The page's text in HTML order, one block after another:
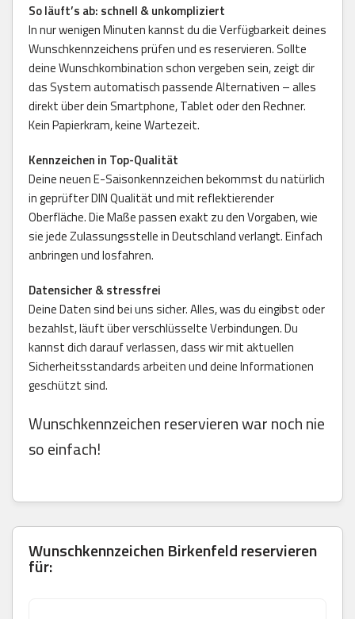
So läuft’s ab: schnell & unkompliziert
In nur wenigen Minuten kannst du die Verfügbarkeit deines
Wunschkennzeichens prüfen und es reservieren. Sollte
deine Wunschkombination schon vergeben sein, zeigt dir
das System automatisch passende Alternativen – alles
direkt über dein Smartphone, Tablet oder den Rechner.
Kein Papierkram, keine Wartezeit.
Kennzeichen in Top-Qualität
Deine neuen E-Saisonkennzeichen bekommst du natürlich
in geprüfter DIN Qualität und mit reflektierender
Oberfläche. Die Maße passen exakt zu den Vorgaben, wie
sie jede Zulassungsstelle in Deutschland verlangt. Einfach
anbringen und losfahren.
Datensicher & stressfrei
Deine Daten sind bei uns sicher. Alles, was du eingibst oder
bezahlst, läuft über verschlüsselte Verbindungen. Du
kannst dich darauf verlassen, dass wir mit aktuellen
Sicherheitsstandards arbeiten und deine Informationen
geschützt sind.
Wunschkennzeichen reservieren war noch nie
so einfach!
Wunschkennzeichen Birkenfeld reservieren
für: